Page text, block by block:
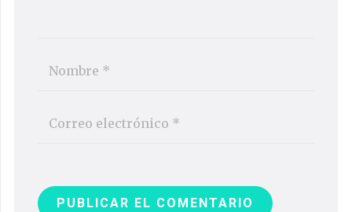
PUBLICAR EL COMENTARIO